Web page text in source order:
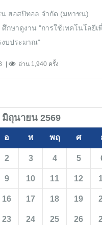
น ฮอสปิทอล จำกัด (มหาชน)
กษาดูงาน "การใช้เทคโนโลยีเ
งบประมาณ"
อ่าน 1,940 ครั้ง
มิถุนายน 2569
อ พ พฤ ศ
2 3 4 5
9 10 11 12
16 17 18 19
23 24 25 26